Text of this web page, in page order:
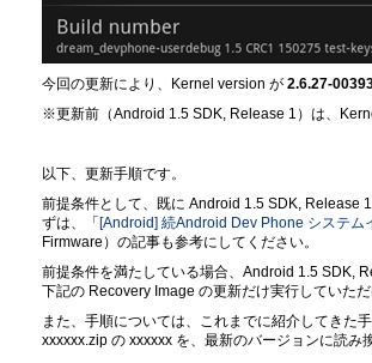
今回の更新により、Kernel version が 2.6.27-
※更新前（Android 1.5 SDK, Release 1）は、
以下、更新手順です。
前提条件として、既に Android 1.5 SDK, Release
ずは、「[Android] 続Android Dev Phone システ
Firmware）の記事も参考にしてください。
前提条件を満たしている場合、Android 1.5 SDK,
下記の Recovery Image の更新だけ実行していただ
また、手順については、これまでに紹介してき
xxxxxx.zip の xxxxxx を、最新のバージョンに読み